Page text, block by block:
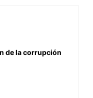
de la corrupción